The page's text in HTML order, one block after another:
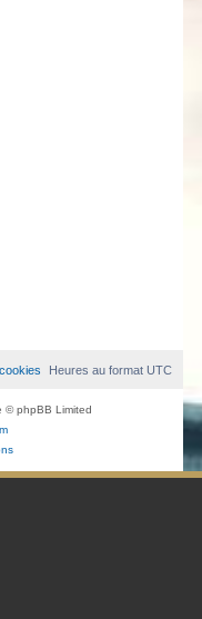
Heures au formatUTC
© phpBB Limited